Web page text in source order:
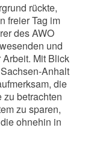
rückte,
freier Tag im
des AWO
und
Mit Blick
Anhalt
die
zu betrachten
zu sparen,
ohnehin in